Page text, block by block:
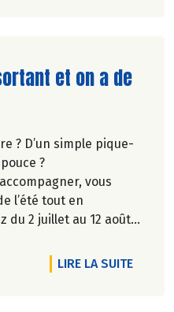
et on a de
? D’un simple pique-
?
vous
l’été tout en
du 2 juillet au 12 août
LIRE LA SUITEDE